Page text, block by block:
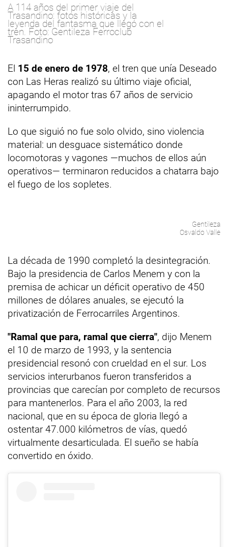
A 114 años del primer viaje del
Trasandino: fotos históricas y la
leyenda del fantasma que llegó con el
tren. Foto: Gentileza Ferroclub
Trasandino
El 15 de enero de 1978, el tren que unía Deseado
con Las Heras realizó su último viaje oficial,
apagando el motor tras 67 años de servicio
ininterrumpido.
Lo que siguió no fue solo olvido, sino violencia
material: un desguace sistemático donde
locomotoras y vagones —muchos de ellos aún
operativos— terminaron reducidos a chatarra bajo
el fuego de los sopletes.
Gentileza
Osvaldo Valle
La década de 1990 completó la desintegración.
Bajo la presidencia de Carlos Menem y con la
premisa de achicar un déficit operativo de 450
millones de dólares anuales, se ejecutó la
privatización de Ferrocarriles Argentinos.
"Ramal que para, ramal que cierra", dijo Menem
el 10 de marzo de 1993, y la sentencia
presidencial resonó con crueldad en el sur. Los
servicios interurbanos fueron transferidos a
provincias que carecían por completo de recursos
para mantenerlos. Para el año 2003, la red
nacional, que en su época de gloria llegó a
ostentar 47.000 kilómetros de vías, quedó
virtualmente desarticulada. El sueño se había
convertido en óxido.